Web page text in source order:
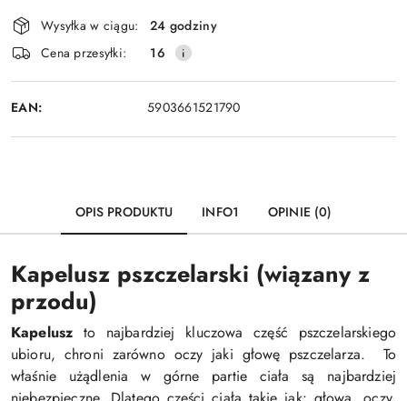
Wyślij
Dostępność
i
dostawa
Wysyłka w ciągu:
24 godziny
Cena przesyłki:
16
EAN: 5903661521790
OPIS PRODUKTU INFO1 OPINIE (0)
Kapelusz pszczelarski (wiązany z
przodu)
Kapelusz to najbardziej kluczowa część pszczelarskiego
ubioru, chroni zarówno oczy jaki głowę pszczelarza. To
właśnie użądlenia w górne partie ciała są najbardziej